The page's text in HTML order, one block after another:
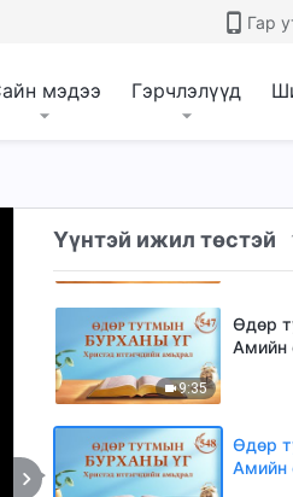
Гар
мэдээ Гэрчлэлүүд
Үүнтэй ижил төстэй
Өдөр
Амийн
4:18
Өдөр
9:35
Өдөр
Амийн
Өдөр
Амийн